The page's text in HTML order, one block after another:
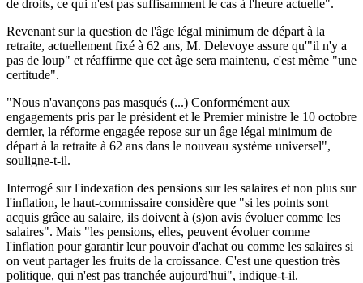
de droits, ce qui n'est pas suffisamment le cas à l'heure actuelle".
Revenant sur la question de l'âge légal minimum de départ à la
retraite, actuellement fixé à 62 ans, M. Delevoye assure qu'"il n'y a
pas de loup" et réaffirme que cet âge sera maintenu, c'est même "une
certitude".
"Nous n'avançons pas masqués (...) Conformément aux
engagements pris par le président et le Premier ministre le 10 octobre
dernier, la réforme engagée repose sur un âge légal minimum de
départ à la retraite à 62 ans dans le nouveau système universel",
souligne-t-il.
Interrogé sur l'indexation des pensions sur les salaires et non plus sur
l'inflation, le haut-commissaire considère que "si les points sont
acquis grâce au salaire, ils doivent à (s)on avis évoluer comme les
salaires". Mais "les pensions, elles, peuvent évoluer comme
l'inflation pour garantir leur pouvoir d'achat ou comme les salaires si
on veut partager les fruits de la croissance. C'est une question très
politique, qui n'est pas tranchée aujourd'hui", indique-t-il.